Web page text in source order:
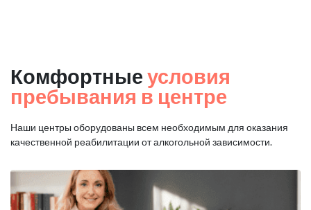
Комфортные условия
пребывания в центре
Наши центры оборудованы всем необходимым для оказания
качественной реабилитации от алкогольной зависимости.